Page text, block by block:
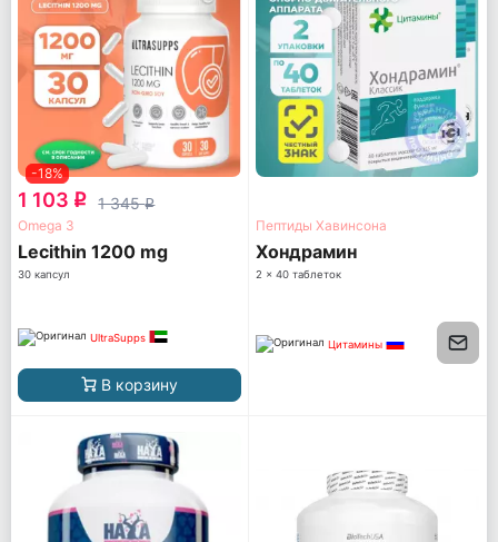
-18%
1 103 q 1 345q
Omega 3
Lecithin 1200 mg
30 капсул
UltraSupps
В корзину
Пептиды Хавинсона
Хондрамин
2 x 40 таблеток
Цитамины